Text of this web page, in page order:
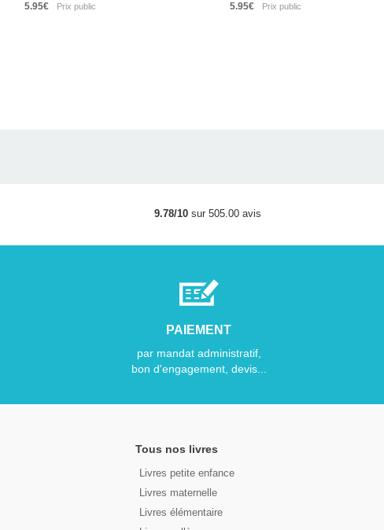
5.95€ 5.95€
9.78/10sur 505.00 avis
PAIEMENT
par mandat administratif,
bon d'engagement, devis...
Tous nos livres
Livres petite enfance
Livres maternelle
Livres élémentaire